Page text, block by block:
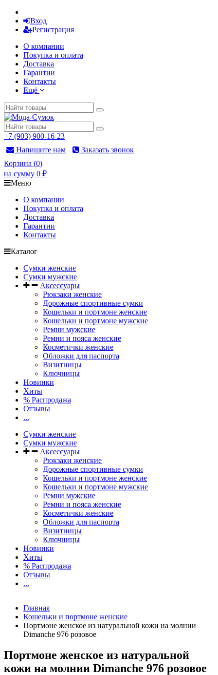
Вход
Регистрация
О компании
Покупка и оплата
Доставка
Гарантии
Контакты
Ещё
+7 (903) 900-16-23
Напишите нам
Заказать звонок
Корзина (0)
на сумму 0 ₽
Меню
О компании
Покупка и оплата
Доставка
Гарантии
Контакты
Каталог
Сумки женские
Сумки мужские
Аксессуары
Рюкзаки женские
Дорожные спортивные сумки
Кошельки и портмоне женские
Кошельки и портмоне мужские
Ремни мужские
Ремни и пояса женские
Косметички женские
Обложки для паспорта
Визитницы
Ключницы
Новинки
Хиты
% Распродажа
Отзывы
...
Сумки женские
Сумки мужские
Аксессуары
Рюкзаки женские
Дорожные спортивные сумки
Кошельки и портмоне женские
Кошельки и портмоне мужские
Ремни мужские
Ремни и пояса женские
Косметички женские
Обложки для паспорта
Визитницы
Ключницы
Новинки
Хиты
% Распродажа
Отзывы
...
Главная
Кошельки и портмоне женские
Портмоне женское из натуральной кожи на молнии
Dimanche 976 розовое
Портмоне женское из натуральной
кожи на молнии Dimanche 976 розовое